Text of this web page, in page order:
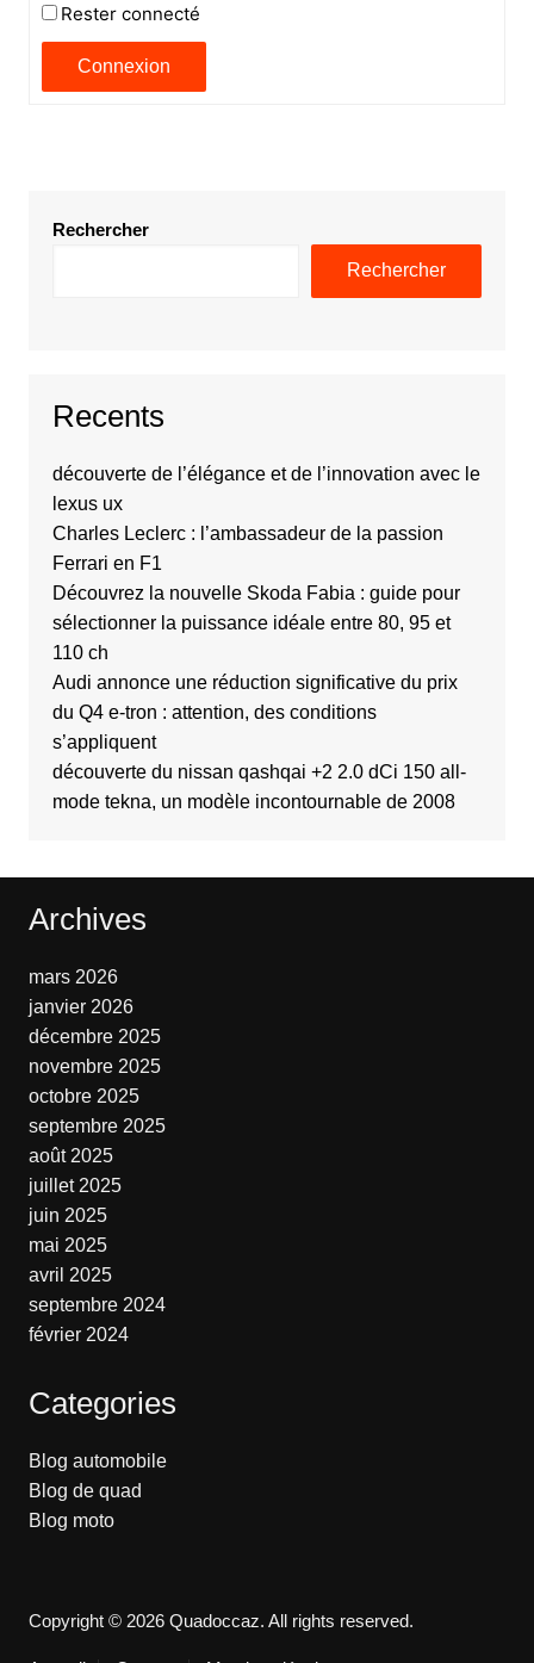
Rester connecté
Connexion
Rechercher
Rechercher
Recents
découverte de l’élégance et de l’innovation avec le
lexus ux
Charles Leclerc : l’ambassadeur de la passion
Ferrari en F1
Découvrez la nouvelle Skoda Fabia : guide pour
sélectionner la puissance idéale entre 80, 95 et
110 ch
Audi annonce une réduction significative du prix
du Q4 e-tron : attention, des conditions
s’appliquent
découverte du nissan qashqai +2 2.0 dCi 150 all-
mode tekna, un modèle incontournable de 2008
Archives
mars 2026
janvier 2026
décembre 2025
novembre 2025
octobre 2025
septembre 2025
août 2025
juillet 2025
juin 2025
mai 2025
avril 2025
septembre 2024
février 2024
Categories
Blog automobile
Blog de quad
Blog moto
Copyright © 2026 Quadoccaz. All rights reserved.